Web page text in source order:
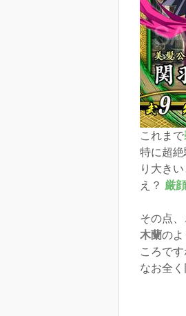
これまで
特に超
り大き
え？ 厳顔
その点
木蘭の
ころで
なお全